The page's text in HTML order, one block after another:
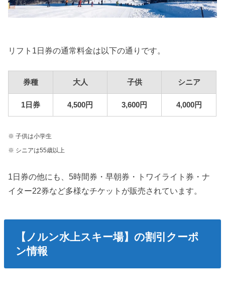
リフト1日券の通常料金は以下の通りです。
券種 大人 子供 シニア
1日券 4,500円 3,600円 4,000円
※ 子供は小学生
※ シニアは55歳以上
1日券の他にも、5時間券・早朝券・トワイライト券・ナ
イター22券など多様なチケットが販売されています。
【ノルン水上スキー場】の割引クーポ
ン情報